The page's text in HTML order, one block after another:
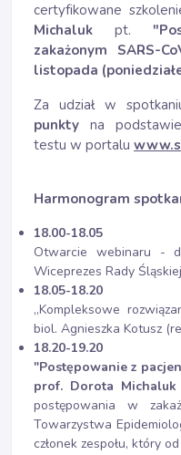
certyfikowane
Michaluk pt.
zakażonym SARS-
listopada
Za udział w
punkty na
testu w portalu
Harmonogram
18.00-18.05
Otwarcie webinaru -
Wiceprezes Rady
18.05-18.20
„Kompleksowe
biol. Agnieszka Kotusz
18.20-19.20
"Postępowanie z
prof. Dorota
postępowania w
Towarzystwa
członek zespołu, który